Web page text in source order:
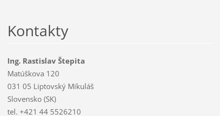
Kontakty
Ing. Rastislav Štepita
Matúškova 120
031 05 Liptovský Mikuláš
Slovensko (SK)
tel. +421 44 5526210